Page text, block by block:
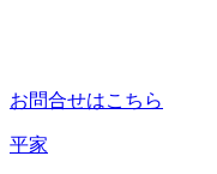
お問合せはこちら
平家